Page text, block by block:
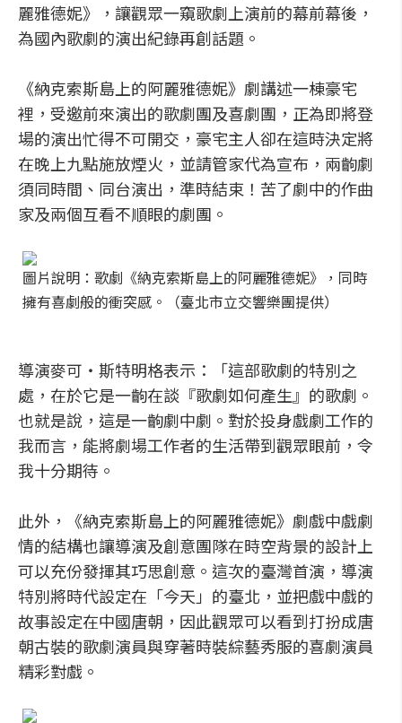
麗雅德妮》，讓觀眾一窺歌劇上演前的幕前幕後，
為國內歌劇的演出紀錄再創話題。
《納克索斯島上的阿麗雅德妮》劇講述一棟豪宅
裡，受邀前來演出的歌劇團及喜劇團，正為即將登
場的演出忙得不可開交，豪宅主人卻在這時決定將
在晚上九點施放煙火，並請管家代為宣布，兩齣劇
須同時間、同台演出，準時結束！苦了劇中的作曲
家及兩個互看不順眼的劇團。
圖片說明：歌劇《納克索斯島上的阿麗雅德妮》，同時
擁有喜劇般的衝突感。（臺北市立交響樂團提供）
導演麥可‧斯特明格表示：「這部歌劇的特別之
處，在於它是一齣在談『歌劇如何產生』的歌劇。
也就是說，這是一齣劇中劇。對於投身戲劇工作的
我而言，能將劇場工作者的生活帶到觀眾眼前，令
我十分期待。
此外， 《納克索斯島上的阿麗雅德妮》 劇戲中戲劇
情的結構也讓導演及創意團隊在時空背景的設計上
可以充份發揮其巧思創意。這次的臺灣首演，導演
特別將時代設定在「今天」的臺北，並把戲中戲的
故事設定在中國唐朝，因此觀眾可以看到打扮成唐
朝古裝的歌劇演員與穿著時裝綜藝秀服的喜劇演員
精彩對戲。